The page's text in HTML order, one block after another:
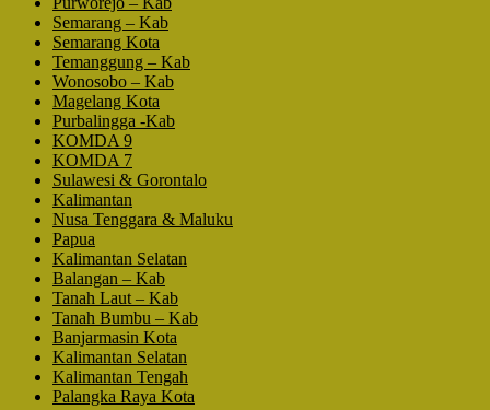
Semarang – Kab
Semarang Kota
Temanggung – Kab
Wonosobo – Kab
Magelang Kota
Purbalingga -Kab
KOMDA 9
KOMDA 7
Sulawesi & Gorontalo
Kalimantan
Nusa Tenggara & Maluku
Papua
Kalimantan Selatan
Balangan – Kab
Tanah Laut – Kab
Tanah Bumbu – Kab
Banjarmasin Kota
Kalimantan Selatan
Kalimantan Tengah
Palangka Raya Kota